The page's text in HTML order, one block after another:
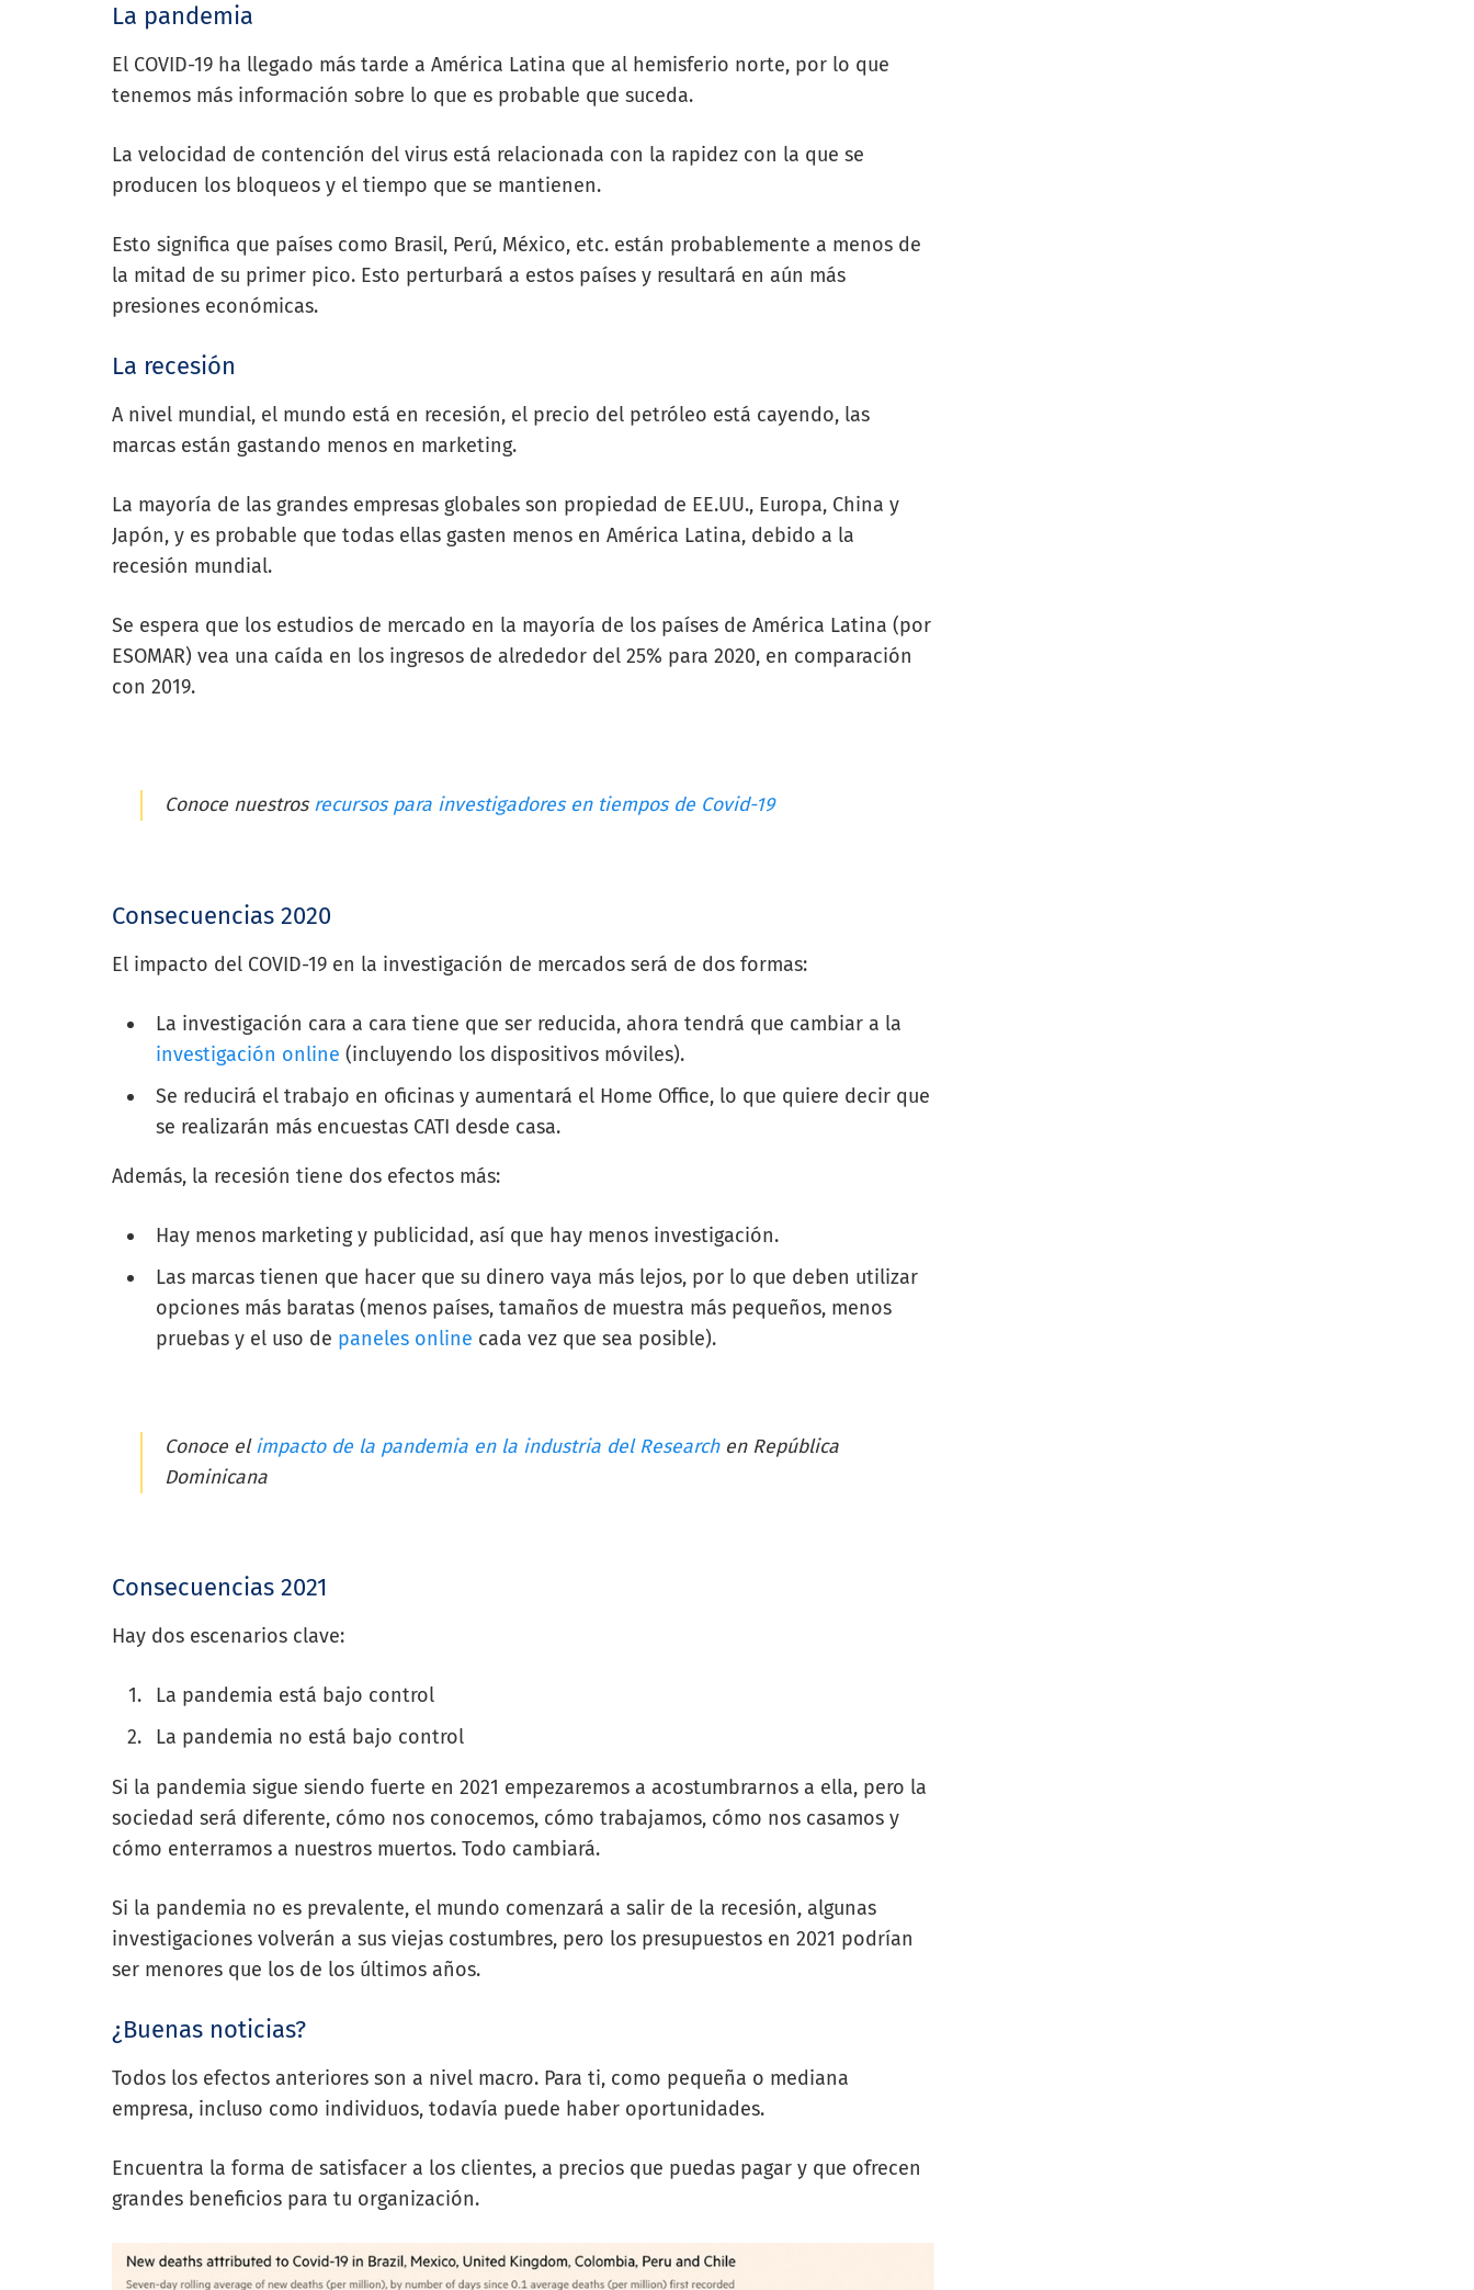
La pandemia
El COVID-19 ha llegado más tarde a América Latina que al hemisferio norte, por lo que
tenemos más información sobre lo que es probable que suceda.
La velocidad de contención del virus está relacionada con la rapidez con la que se
producen los bloqueos y el tiempo que se mantienen.
Esto significa que países como Brasil, Perú, México, etc. están probablemente a menos de
la mitad de su primer pico. Esto perturbará a estos países y resultará en aún más
presiones económicas.
La recesión
A nivel mundial, el mundo está en recesión, el precio del petróleo está cayendo, las
marcas están gastando menos en marketing.
La mayoría de las grandes empresas globales son propiedad de EE.UU., Europa, China y
Japón, y es probable que todas ellas gasten menos en América Latina, debido a la
recesión mundial.
Se espera que los estudios de mercado en la mayoría de los países de América Latina (por
ESOMAR) vea una caída en los ingresos de alrededor del 25% para 2020, en comparación
con 2019.
Conoce nuestrosrecursos para investigadores en tiempos de Covid-19
Consecuencias 2020
El impacto del COVID-19 en la investigación de mercados será de dos formas:
La investigación cara a cara tiene que ser reducida, ahora tendrá que cambiar a la
investigación online (incluyendo los dispositivos móviles).
Se reducirá el trabajo en oficinas y aumentará el Home Office, lo que quiere decir que
se realizarán más encuestas CATI desde casa.
Además, la recesión tiene dos efectos más:
Hay menos marketing y publicidad, así que hay menos investigación.
Las marcas tienen que hacer que su dinero vaya más lejos, por lo que deben utilizar
opciones más baratas (menos países, tamaños de muestra más pequeños, menos
pruebas y el uso de paneles online cada vez que sea posible).
Conoce elimpacto de la pandemia en la industria del Researchen República
Dominicana
Consecuencias 2021
Hay dos escenarios clave:
La pandemia está bajo control
La pandemia no está bajo control
Si la pandemia sigue siendo fuerte en 2021 empezaremos a acostumbrarnos a ella, pero la
sociedad será diferente, cómo nos conocemos, cómo trabajamos, cómo nos casamos y
cómo enterramos a nuestros muertos. Todo cambiará.
Si la pandemia no es prevalente, el mundo comenzará a salir de la recesión, algunas
investigaciones volverán a sus viejas costumbres, pero los presupuestos en 2021 podrían
ser menores que los de los últimos años.
¿Buenas noticias?
Todos los efectos anteriores son a nivel macro. Para ti, como pequeña o mediana
empresa, incluso como individuos, todavía puede haber oportunidades.
Encuentra la forma de satisfacer a los clientes, a precios que puedas pagar y que ofrecen
grandes beneficios para tu organización.